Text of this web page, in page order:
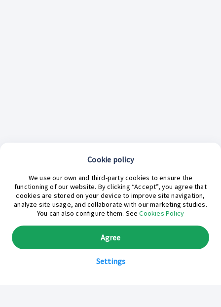
¿En qué podemos ayudarte hoy?
Cookie policy
We use our own and third-party cookies to ensure the
functioning of our website. By clicking “Accept”, you agree that
cookies are stored on your device to improve site navigation,
analyze site usage, and collaborate with our marketing studies.
You can also configure them. SeeCookies Policy
Settings
Agree